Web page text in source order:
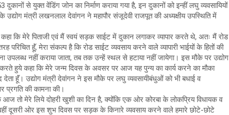
से युक्त वेंडिंग जोन का निर्माण कराया गया है, इन दुकानों को इन्हीं लघु व्यवसायियों
मंत्री लखनलाल देवांगन ने महापौर संजूदेवी राजपूत की अध्यक्षीय उपस्थिति में
कि मेरे पिताजी एवं मैं स्वयं सड़क साईट में दुकान लगाकर व्यापार करते थे, अतः मैं रोड
हूॅं, मेरा संकल्प है कि रोड साईट व्यवसाय करने वाले व्यापारी भाईयों के हितों की
उपलब्ध नहीं कराया जाता, तब तक उन्हें स्थल से हटाया नहीं जायेगा। इस मौके पर उद्योग
करते हुये कहा कि मेरे जन्म दिवस के अवसर पर आज यह पुन्य का कार्य करने का मौका
हूॅं। उद्योग मंत्री देवांगन ने इस मौके पर लघु व्यवसायीबंधुओं को भी बधाई व
की कामना की।
तो मेरे लिये दोहरी खुशी का दिन है, क्योंकि एक ओर कोरबा के लोकप्रिय विधायक व
दूसरी ओर इस शुभ दिवस पर सड़क के किनारे व्यवसाय करने वाले हमारे छोटे-छोटे